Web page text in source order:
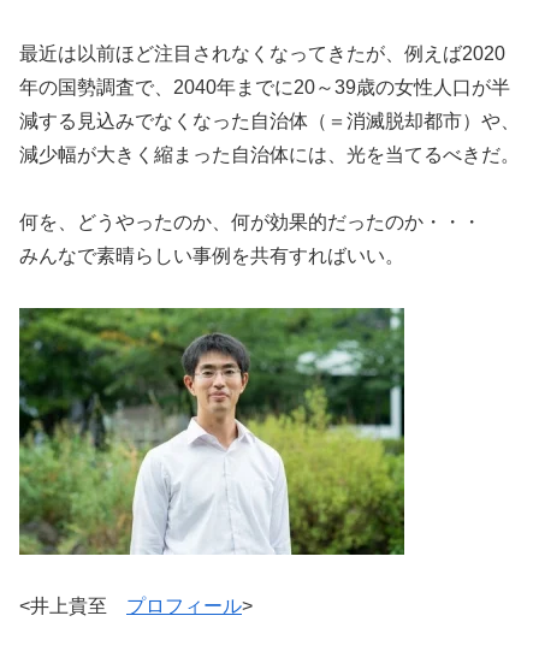
最近は以前ほど注目されなくなってきたが、例えば2020
年の国勢調査で、2040年までに20～39歳の女性人口が半
減する見込みでなくなった自治体（＝消滅脱却都市）や、
減少幅が大きく縮まった自治体には、光を当てるべきだ。
何を、どうやったのか、何が効果的だったのか・・・
みんなで素晴らしい事例を共有すればいい。
<井上貴至 プロフィール>